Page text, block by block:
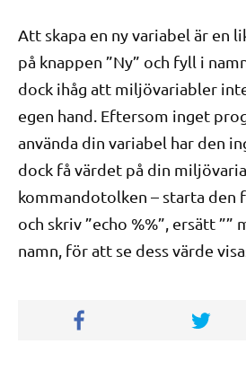
Att skapa en ny variabel är en
på knappen ”Ny” och fyll i
dock ihåg att miljövariabler
egen hand. Eftersom inget
använda din variabel har den
dock få värdet på din
kommandotolken – starta den
och skriv ”echo %%”, ersätt ””
namn, för att se dess värde